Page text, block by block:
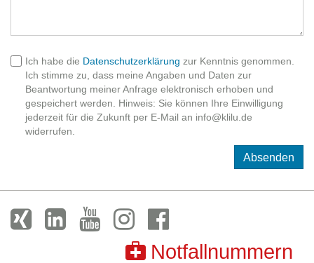
Ich habe die Datenschutzerklärung zur Kenntnis genommen.
Ich stimme zu, dass meine Angaben und Daten zur
Beantwortung meiner Anfrage elektronisch erhoben und
gespeichert werden. Hinweis: Sie können Ihre Einwilligung
jederzeit für die Zukunft per E-Mail an info@klilu.de
widerrufen.
Absenden
Notfallnummern